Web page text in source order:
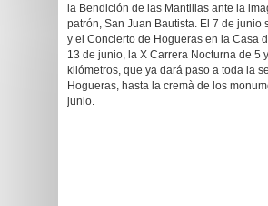
la Bendición de las Mantillas ante la
patrón, San Juan Bautista. El 7 de junio
y el Concierto de Hogueras en la Casa
13 de junio, la X Carrera Nocturna de 5
kilómetros, que ya dará paso a toda la
Hogueras, hasta la cremà de los
junio.